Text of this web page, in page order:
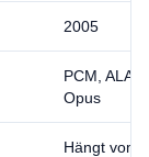
2005
PCM,
Opus
Hängt vom